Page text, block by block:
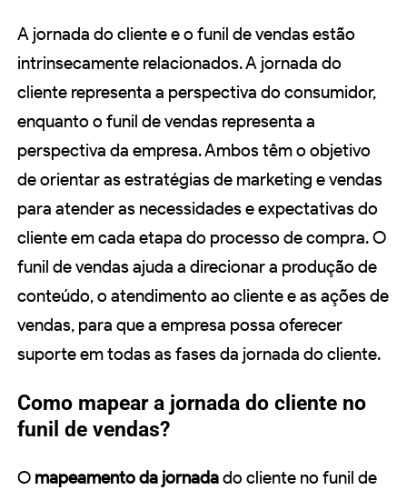
A jornada do cliente e o funil de vendas estão
intrinsecamente relacionados. A jornada do
cliente representa a perspectiva do consumidor,
enquanto o funil de vendas representa a
perspectiva da empresa. Ambos têm o objetivo
de orientar as estratégias de marketing e vendas
para atender as necessidades e expectativas do
cliente em cada etapa do processo de compra. O
funil de vendas ajuda a direcionar a produção de
conteúdo, o atendimento ao cliente e as ações de
vendas, para que a empresa possa oferecer
suporte em todas as fases da jornada do cliente.
Como mapear a jornada do cliente no
funil de vendas?
O mapeamento da jornadado cliente no funil de